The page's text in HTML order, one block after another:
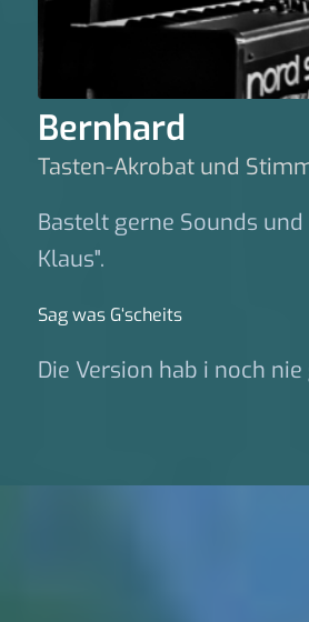
Bernhard
Tasten-Akrobat und
Bastelt gerne Sounds
Klaus".
Sag was G‘scheits
Die Version hab i noch nie